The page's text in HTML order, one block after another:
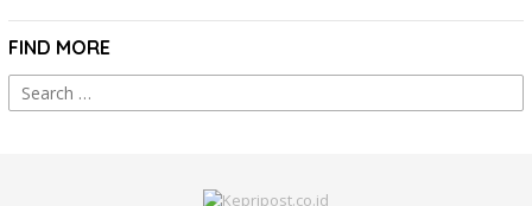
FIND MORE
Search
for: